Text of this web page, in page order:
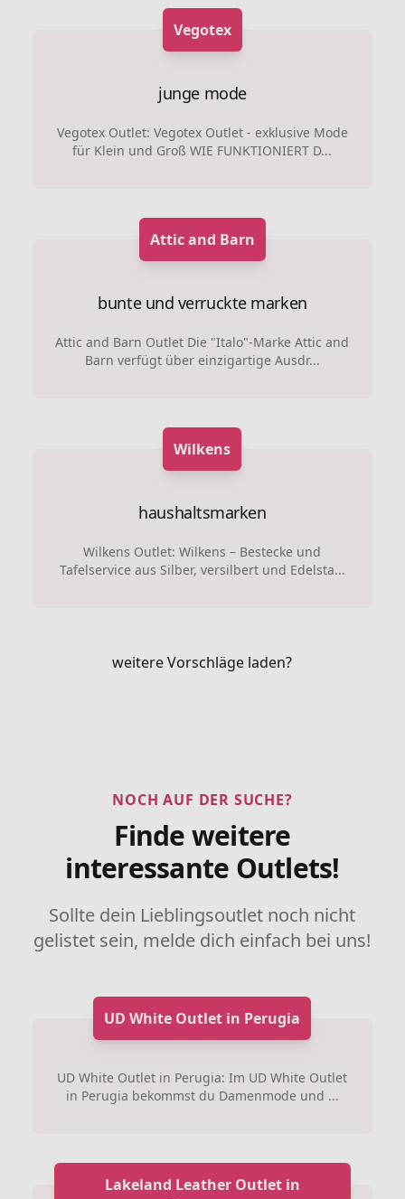
Vegotex
junge mode
Vegotex Outlet: Vegotex Outlet - exklusive Mode
für Klein und Groß WIE FUNKTIONIERT D...
Attic and Barn
bunte und verruckte marken
Attic and Barn Outlet Die "Italo"-Marke Attic and
Barn verfügt über einzigartige Ausdr...
Wilkens
haushaltsmarken
Wilkens Outlet: Wilkens – Bestecke und
Tafelservice aus Silber, versilbert und Edelsta...
weitere Vorschläge laden?
NOCH AUF DER SUCHE?
Finde weitere
interessante Outlets!
Sollte dein Lieblingsoutlet noch nicht
gelistet sein, melde dich einfach bei uns!
UD White Outlet in Perugia
UD White Outlet in Perugia: Im UD White Outlet
in Perugia bekommst du Damenmode und ...
Lakeland Leather Outlet in